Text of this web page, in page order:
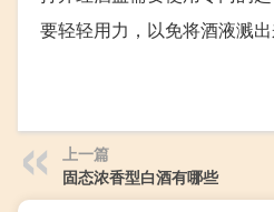
要轻轻用力，以免将酒液溅出
上一篇
固态浓香型白酒有哪些